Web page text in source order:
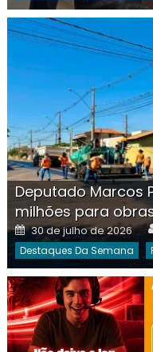
Deputado Marcos
milhões para
Posted
on
30 de julho de 2026
Destaques Da Semana